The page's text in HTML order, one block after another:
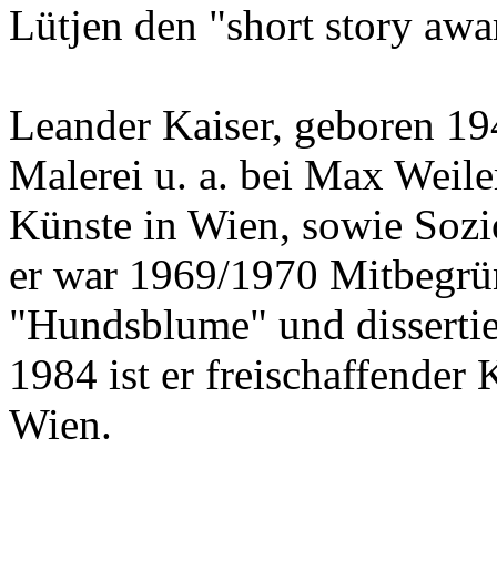
Lütjen den "short story
Leander Kaiser, geboren
Malerei u. a. bei Max
Künste in Wien, sowie
er war 1969/1970
"Hundsblume" und
1984 ist er freischaffender
Wien.